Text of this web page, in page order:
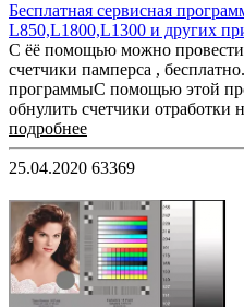
Бесплатная сервисная
L850,L1800,L1300 и других
С ёё помощью можно
счетчики памперса ,
программыС помощью этой
обнулить счетчики отработки
подробнее
25.04.2020 63369